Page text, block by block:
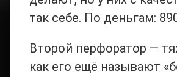
так себе. По деньгам:
Второй перфоратор —
как его ещё называют